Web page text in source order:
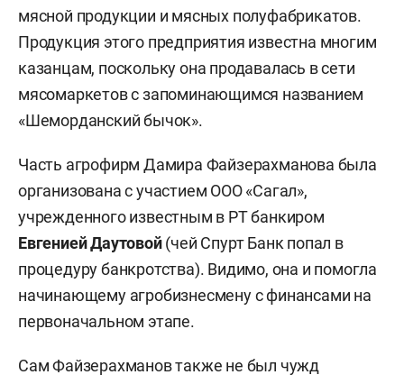
мясной продукции и мясных полуфабрикатов.
Продукция этого предприятия известна многим
казанцам, поскольку она продавалась в сети
мясомаркетов с запоминающимся названием
«Шеморданский бычок».
Часть агрофирм Дамира Файзерахманова была
организована с участием ООО «Сагал»,
учрежденного известным в РТ банкиром
Евгенией Даутовой(чей Спурт Банк попал в
процедуру банкротства). Видимо, она и помогла
начинающему агробизнесмену с финансами на
первоначальном этапе.
Сам Файзерахманов также не был чужд